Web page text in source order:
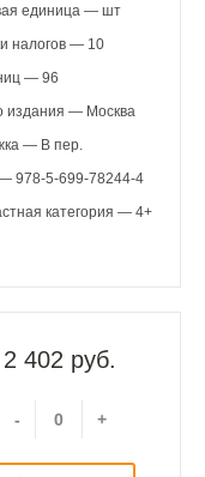
единица — шт
налогов — 10
— 96
издания — Москва
— В пер.
978-5-699-78244-4
категория — 4+
2 402 руб.
- +